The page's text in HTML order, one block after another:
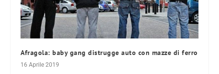
Afragola: baby gang distrugge auto con mazze di ferro
16 Aprile 2019